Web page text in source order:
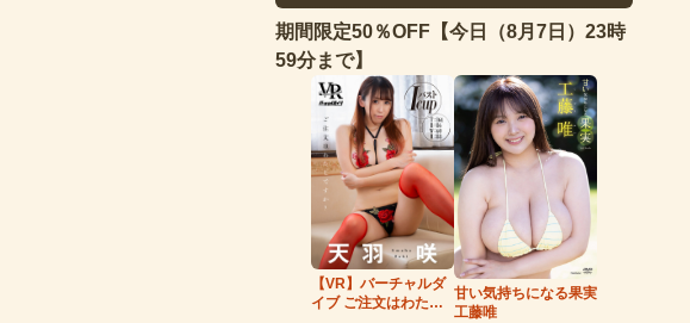
期間限定50％OFF【今日（8月7日）23時
59分まで】
【VR】バーチャルダ
イブ ご注文はわたし
甘い気持ちになる果実
工藤唯